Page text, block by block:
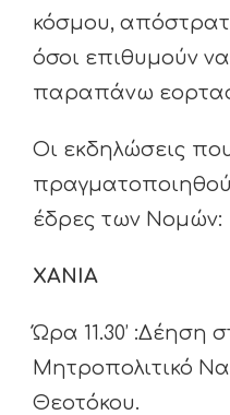
κόσμου,
όσοι επιθυμούν
παραπάνω
Οι εκδηλώσεις
έδρες των Νομών:
ΧΑΝΙΑ
Ώρα 11.30’ :Δέηση
Μητροπολιτικό
Θεοτόκου.